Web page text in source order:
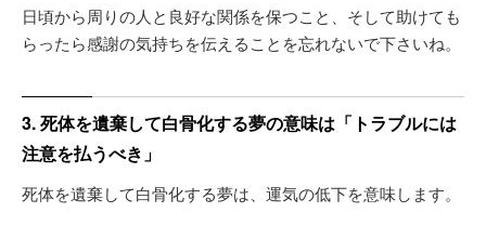
日頃から周りの人と良好な関係を保つこと、そして助けても
らったら感謝の気持ちを伝えることを忘れないで下さいね。
3. 死体を遺棄して白骨化する夢の意味は「トラブルには
注意を払うべき」
死体を遺棄して白骨化する夢は、運気の低下を意味します。